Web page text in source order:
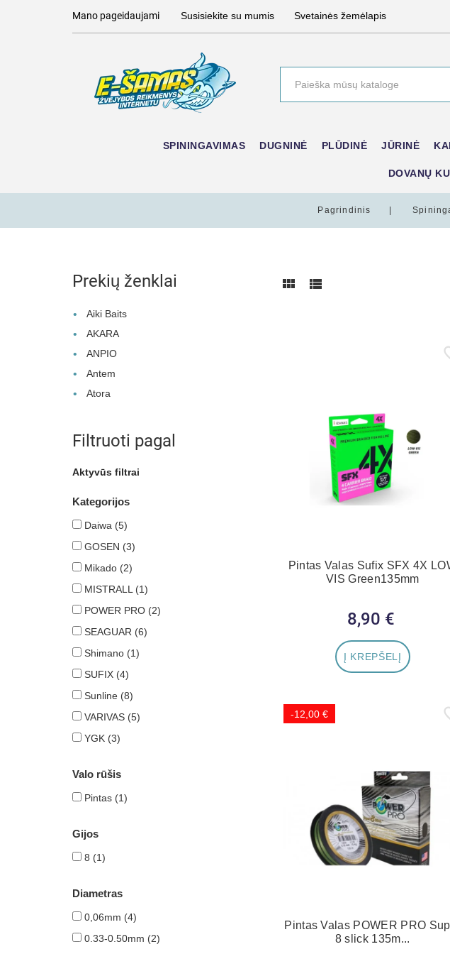
Mano pageidaujami Susisiekite su mumis Svetainės žemėlapis
SPININGAVIMAS DUGNINĖ PLŪDINĖ JŪRINĖ
DOVANŲ
Pagrindinis
Pintas Valas Sufix SFX 4X
VIS Green135mm
Kaina
8,90 €
Į KREPŠELĮ
-12,00 €
Pintas Valas POWER PRO
8 slick 135m...
Prekių ženklai
Aiki Baits
AKARA
ANPIO
Antem
Atora
Filtruoti pagal
Aktyvūs filtrai
Kategorijos
Daiwa (5)
GOSEN (3)
Mikado (2)
MISTRALL (1)
POWER PRO (2)
SEAGUAR (6)
Shimano (1)
SUFIX (4)
Sunline (8)
VARIVAS (5)
YGK (3)
Valo rūšis
Pintas (1)
Gijos
8 (1)
Diametras
0,06mm (4)
0.33-0.50mm (2)